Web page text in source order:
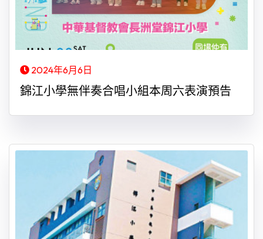
2024年6月6日
錦江小學無伴奏合唱小組本周六表演預告